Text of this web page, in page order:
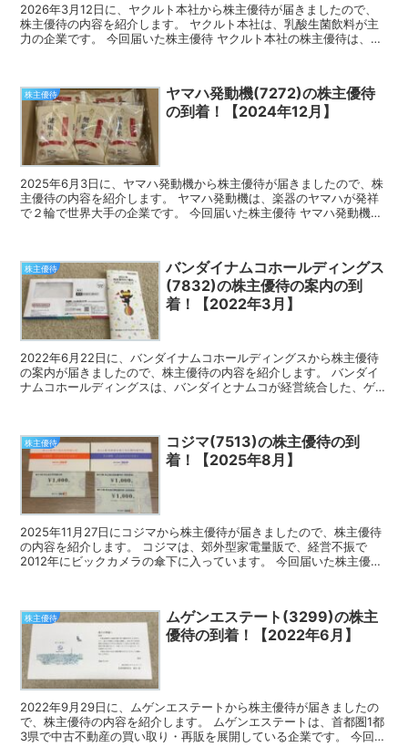
2026年3月12日に、ヤクルト本社から株主優待が届きましたので、
株主優待の内容を紹介します。 ヤクルト本社は、乳酸生菌飲料が主
力の企業です。 今回届いた株主優待 ヤクルト本社の株主優待は、権
株主優待
ヤマハ発動機(7272)の株主優待
の到着！【2024年12月】
2025年6月3日に、ヤマハ発動機から株主優待が届きましたので、株
主優待の内容を紹介します。 ヤマハ発動機は、楽器のヤマハが発祥
で２輪で世界大手の企業です。 今回届いた株主優待 ヤマハ発動機の
株主優待
バンダイナムコホールディングス
(7832)の株主優待の案内の到
着！【2022年3月】
2022年6月22日に、バンダイナムコホールディングスから株主優待
の案内が届きましたので、株主優待の内容を紹介します。 バンダイ
ナムコホールディングスは、バンダイとナムコが経営統合した、ゲー
株主優待
コジマ(7513)の株主優待の到
着！【2025年8月】
2025年11月27日にコジマから株主優待が届きましたので、株主優待
の内容を紹介します。 コジマは、郊外型家電量販で、経営不振で
2012年にビックカメラの傘下に入っています。 今回届いた株主優待
株主優待
ムゲンエステート(3299)の株主
優待の到着！【2022年6月】
2022年9月29日に、ムゲンエステートから株主優待が届きましたの
で、株主優待の内容を紹介します。 ムゲンエステートは、首都圏1都
3県で中古不動産の買い取り・再販を展開している企業です。 今回届